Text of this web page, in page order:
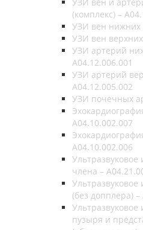
(комплекс) –
УЗИ вен нижних
УЗИ вен
УЗИ артерий
A04.12.006.001
УЗИ артерий
A04.12.005.002
УЗИ почечных
A04.10.002.007
A04.10.002.006
Ультразвуковое
члена –
(без допплера) –
пузыря и